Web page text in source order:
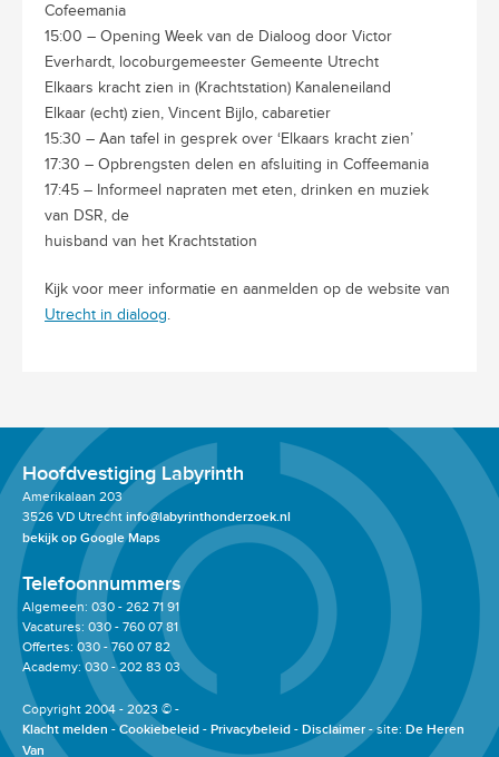
Cofeemania
15:00 – Opening Week van de Dialoog door Victor
Everhardt, locoburgemeester Gemeente Utrecht
Elkaars kracht zien in (Krachtstation) Kanaleneiland
Elkaar (echt) zien, Vincent Bijlo, cabaretier
15:30 – Aan tafel in gesprek over ‘Elkaars kracht zien’
17:30 – Opbrengsten delen en afsluiting in Coffeemania
17:45 – Informeel napraten met eten, drinken en muziek
van DSR, de
huisband van het Krachtstation
Kijk voor meer informatie en aanmelden op de website van
Utrecht in dialoog
Hoofdvestiging Labyrinth
Amerikalaan 203
3526 VD Utrecht info@labyrinthonderzoek.nl
bekijk op Google Maps
Telefoonnummers
Algemeen: 030 - 262 71 91
Vacatures: 030 - 760 07 81
Offertes: 030 - 760 07 82
Academy: 030 - 202 83 03
Copyright 2004 - 2023 © -
Klacht melden Cookiebeleid Privacybeleid Disclaimer site: De Heren
Van